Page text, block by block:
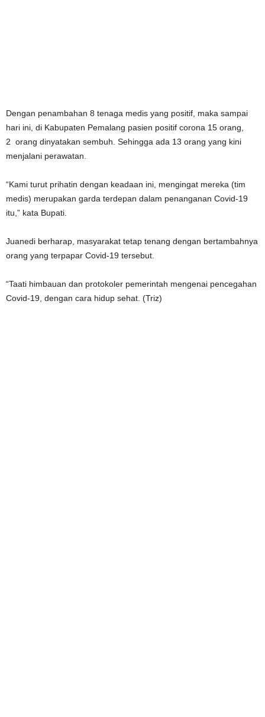
Dengan penambahan 8 tenaga medis yang positif, maka sampai
hari ini, di Kabupaten Pemalang pasien positif corona 15 orang,
2 orang dinyatakan sembuh. Sehingga ada 13 orang yang kini
menjalani perawatan.
“Kami turut prihatin dengan keadaan ini, mengingat mereka (tim
medis) merupakan garda terdepan dalam penanganan Covid-19
itu,” kata Bupati.
Juanedi berharap, masyarakat tetap tenang dengan bertambahnya
orang yang terpapar Covid-19 tersebut.
“Taati himbauan dan protokoler pemerintah mengenai pencegahan
Covid-19, dengan cara hidup sehat. (Triz)